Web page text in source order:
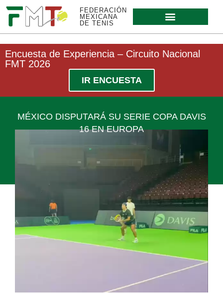
FEDERACIÓN
MEXICANA
DE TENIS
Encuesta de Experiencia – Circuito Nacional
FMT 2026
IR ENCUESTA
MÉXICO DISPUTARÁ SU SERIE COPA DAVIS
16 EN EUROPA